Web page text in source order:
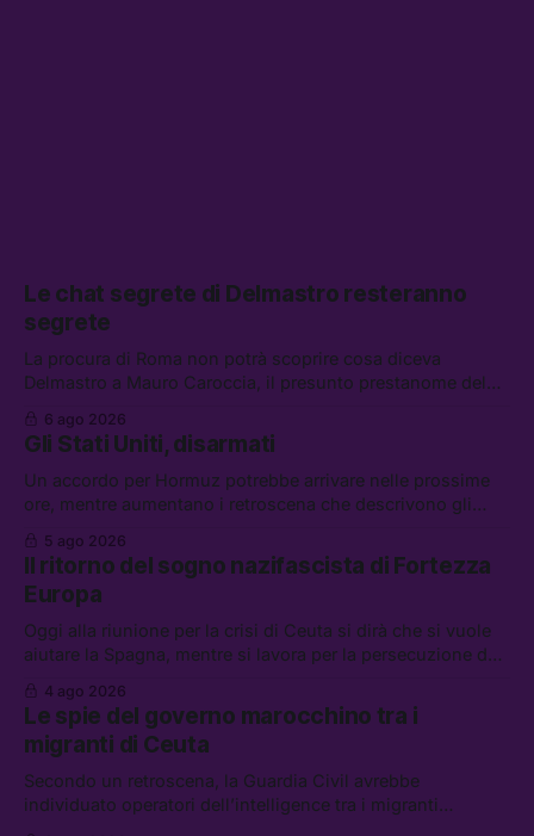
Le chat segrete di Delmastro resteranno
segrete
La procura di Roma non potrà scoprire cosa diceva
Delmastro a Mauro Caroccia, il presunto prestanome del
attacchi in Libano, il governo chiederà 36 miliardi di
flessibilità in armi e energia, e Grokipedia è già stata
abbandonata
6 ago 2026
Gli Stati Uniti, disarmati
Un accordo per Hormuz potrebbe arrivare nelle prossime
ore, mentre aumentano i retroscena che descrivono gli
chi aspetta i dispersi di Ceuta, il boom dei carburanti
diluiti, e quanti attivisti anti data center sono stati arrestati
5 ago 2026
Il ritorno del sogno nazifascista di Fortezza
Europa
Oggi alla riunione per la crisi di Ceuta si dirà che si vuole
aiutare la Spagna, mentre si lavora per la persecuzione dei
spontanei a Gaza, un giovane di 19 anni è morto sotto il
sole per raccogliere pomodori, e cosa dice l’AI Act europeo
4 ago 2026
Le spie del governo marocchino tra i
migranti di Ceuta
Secondo un retroscena, la Guardia Civil avrebbe
individuato operatori dell’intelligence tra i migranti